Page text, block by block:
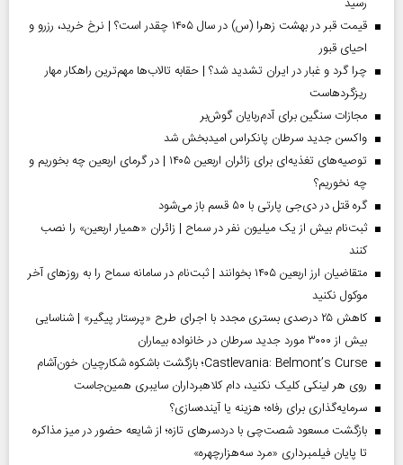
قیمت قبر در بهشت زهرا (س) در سال ۱۴۰۵ چقدر است؟ | نرخ خرید، رزرو و
احیای قبور
چرا گرد و غبار در ایران تشدید شد؟ | حقابه تالاب‌ها مهم‌ترین راهکار مهار
ریزگردهاست
مجازات سنگین برای آدم‌ربایان گوش‌بر
واکسن جدید سرطان پانکراس امیدبخش شد
توصیه‌های تغذیه‌ای برای زائران اربعین ۱۴۰۵ | در گرمای اربعین چه بخوریم و
چه نخوریم؟
گره قتل در دی‌جی پارتی با ۵۰ قسم باز می‌شود
ثبت‌نام بیش از یک میلیون نفر در سماح | زائران «همیار اربعین» را نصب
کنند
متقاضیان ارز اربعین ۱۴۰۵ بخوانند | ثبت‌نام در سامانه سماح را به روز‌های آخر
موکول نکنید
کاهش ۲۵ درصدی بستری مجدد با اجرای طرح «پرستار پیگیر» | شناسایی
بیش از ۳۰۰۰ مورد جدید سرطان در خانواده بیماران
Castlevania: Belmont’s Curse؛ بازگشت باشکوه شکارچیان خون‌آشام
روی هر لینکی کلیک نکنید، دام کلاهبرداران سایبری همین‌جاست
سرمایه‌گذاری برای رفاه؛ هزینه یا آینده‌سازی؟
بازگشت مسعود شصت‌چی با دردسر‌های تازه؛ از شایعه حضور در میز مذاکره
تا پایان فیلمبرداری «مرد سه‌هزارچهره»